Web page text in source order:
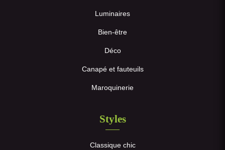
Luminaires
Bien-être
Déco
Canapé et fauteuils
Maroquinerie
Styles
Classique chic